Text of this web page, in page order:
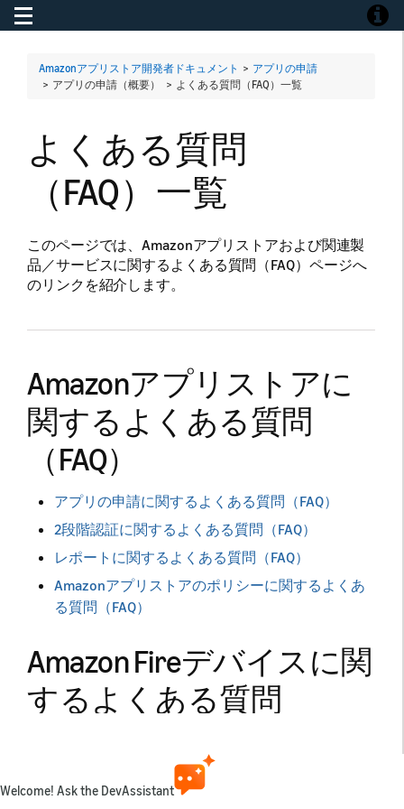
Toggle navigation
Amazonアプリストア開発者ドキュメント > アプリの申請
> アプリの申請（概要） > よくある質問（FAQ）一覧
よくある質問
（FAQ）一覧
このページでは、Amazonアプリストアおよび関連製
品／サービスに関するよくある質問（FAQ）ページへ
のリンクを紹介します。
Amazonアプリストアに
関するよくある質問
（FAQ）
アプリの申請に関するよくある質問（FAQ）
2段階認証に関するよくある質問（FAQ）
レポートに関するよくある質問（FAQ）
Amazonアプリストアのポリシーに関するよくあ
る質問（FAQ）
Amazon Fireデバイスに関
するよくある質問
Fire TVに関するよくある質問（FAQ）
Welcome! Ask the DevAssistant